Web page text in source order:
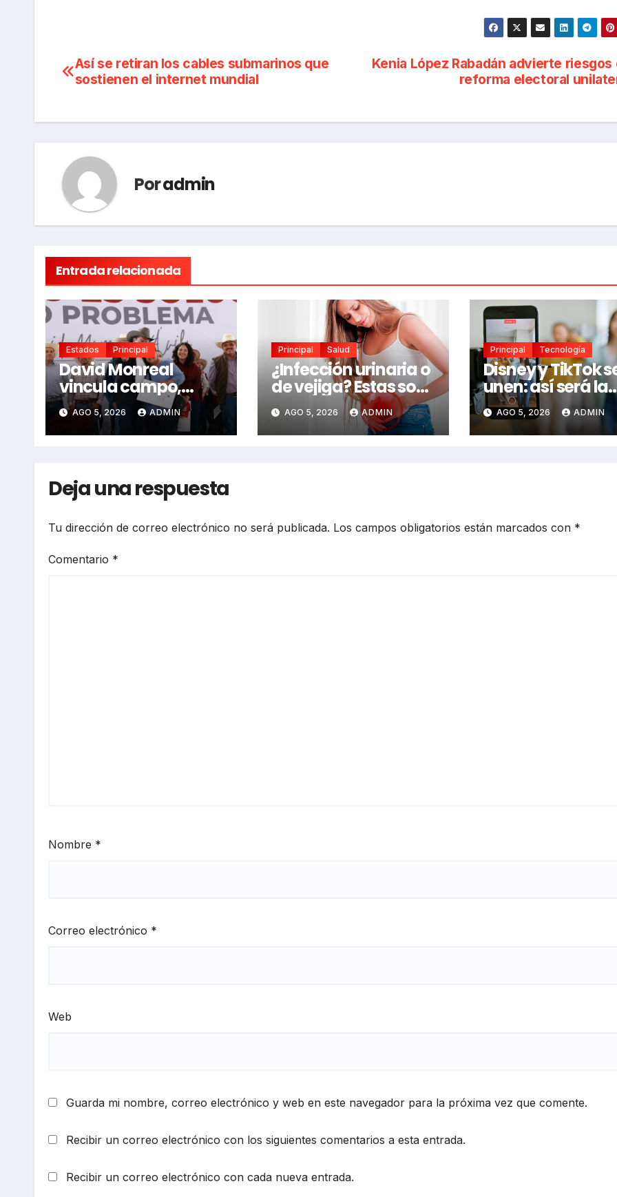
Navegación
entradas
Kenia López Rabadán advierte riesgos
reforma electoral
Así se retiran los cables submarinos que
sostienen el internet mundial
Poradmin
Entrada relacionada
Estados Principal
David Monreal
vincula campo,
seguridad y paz
para Zacatecas
AGO 5, 2026 ADMIN
Principal Salud
¿Infección urinaria o
de vejiga? Estas son
las diferencias y las
señales de alerta
que no debes
AGO 5, 2026 ADMIN
Principal Tecnología
Disney y TikTok
unen: así será la
alianza que
Mickey, Marvel y
Wars a los
AGO 5, 2026 ADMIN
Deja una respuesta
Tu dirección de correo electrónico no será publicada. Los campos obligatorios están marcados con *
Comentario *
Nombre *
Correo electrónico *
Web
Guarda mi nombre, correo electrónico y web en este navegador para la próxima vez que comente.
Recibir un correo electrónico con los siguientes comentarios a esta entrada.
Recibir un correo electrónico con cada nueva entrada.